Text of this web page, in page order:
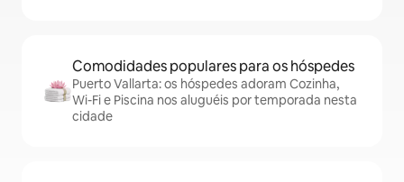
Comodidades populares para os hóspedes
Puerto Vallarta: os hóspedes adoram Cozinha,
Wi-Fi e Piscina nos aluguéis por temporada nesta
cidade